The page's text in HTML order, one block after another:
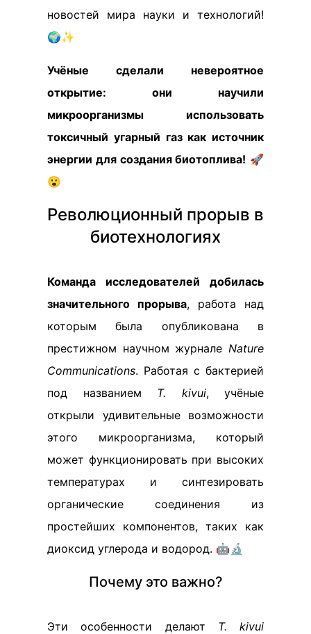
новостей мира науки и технологий!
🌍✨
Учёные сделали невероятное
открытие: они научили
микроорганизмы использовать
токсичный угарный газ как источник
энергии для создания биотоплива! 🚀
😮
Революционный прорыв в
биотехнологиях
Команда исследователей добилась
значительного прорыва, работа над
которым была опубликована в
престижном научном журнале Nature
Communications. Работая с бактерией
под названием T. kivui, учёные
открыли удивительные возможности
этого микроорганизма, который
может функционировать при высоких
температурах и синтезировать
органические соединения из
простейших компонентов, таких как
диоксид углерода и водород. 🤖🔬
Почему это важно?
Эти особенности делают T. kivui